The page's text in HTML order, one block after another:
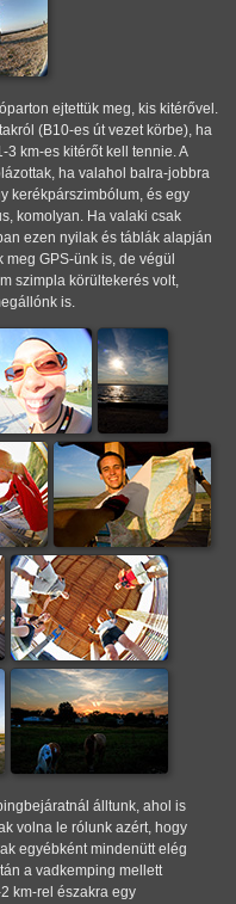
ejtettük meg, kis kitérővel.
(B10-es út vezet körbe), ha
km-es kitérőt kell tennie. A
ha valahol balra-jobbra
kerékpárszimbólum, és egy
komolyan. Ha valaki csak
ezen nyilak és táblák alapján
GPS-ünk is, de végül
szimpla körültekerés volt,
is.
álltunk, ahol is
volna le rólunk azért, hogy
egyébként mindenütt elég
a vadkemping mellett
km-rel északra egy